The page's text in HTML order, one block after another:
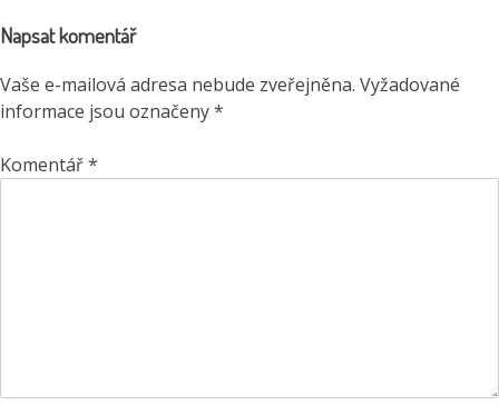
pro
příspěvek
Napsat komentář
Vaše e-mailová adresa nebude zveřejněna. Vyžadované
informace jsou označeny*
Komentář*